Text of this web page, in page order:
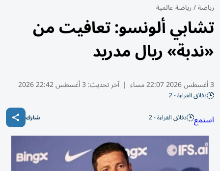
رياضة/رياضة عالمية
تشابي ألونسو: تعافيت من
«ندبة» ريال مدريد
3 أغسطس 2026 22:07 مساء | آخر تحديث: 3 أغسطس 22:42 2026
دقائق القراءة - 2
استمع دقائق القراءة - 2 شارك